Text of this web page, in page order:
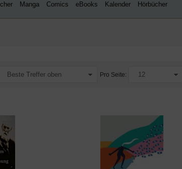
Manga Comics eBooks Kalender Hörbücher
Pro Seite: